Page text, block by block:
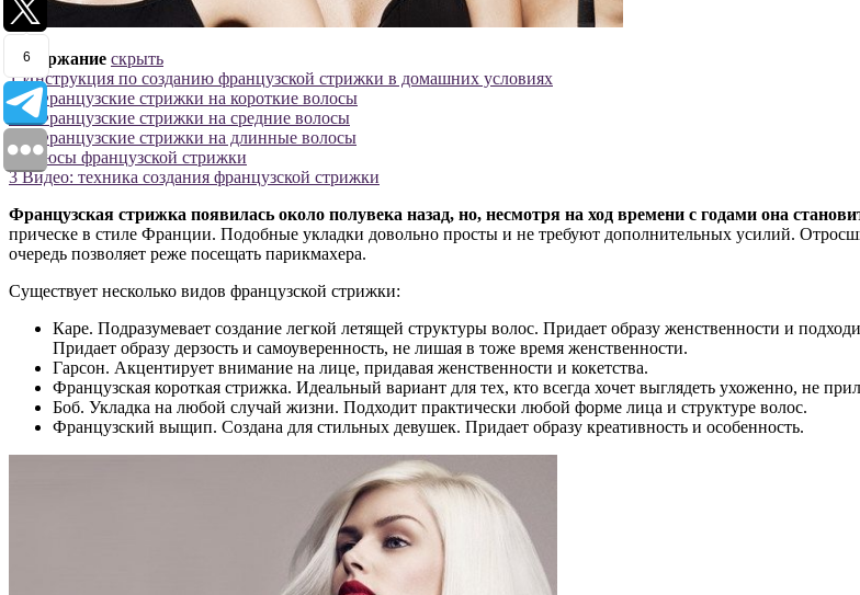
Содержание скрыть
1 Инструкция по созданию французской стрижки в домашних условиях
1.1 Французские стрижки на короткие волосы
1.2 Французские стрижки на средние волосы
Французские стрижки на длинные волосы
2 Плюсы французской стрижки
3 Видео: техника создания французской стрижки
Французская стрижка появилась около полувека назад, но, несмотря на ход времени с годами она
прическе в стиле Франции. Подобные укладки довольно просты и не требуют дополнительных усилий.
очередь позволяет реже посещать парикмахера.
Существует несколько видов французской стрижки:
Каре. Подразумевает создание легкой летящей структуры волос. Придает образу женственности и
Придает образу дерзость и самоуверенность, не лишая в тоже время женственности.
Гарсон. Акцентирует внимание на лице, придавая женственности и кокетства.
Французская короткая стрижка. Идеальный вариант для тех, кто всегда хочет выглядеть ухоженно, не
Боб. Укладка на любой случай жизни. Подходит практически любой форме лица и структуре волос.
Французский выщип. Создана для стильных девушек. Придает образу креативность и особенность.
6